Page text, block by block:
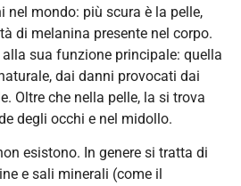
nel mondo: più scura è la pelle,
di melanina presente nel corpo.
sua funzione principale: quella
dai danni provocati dai
Oltre che nella pelle, la si trova
degli occhi e nel midollo.
esistono. In genere si tratta di
e sali minerali (come il